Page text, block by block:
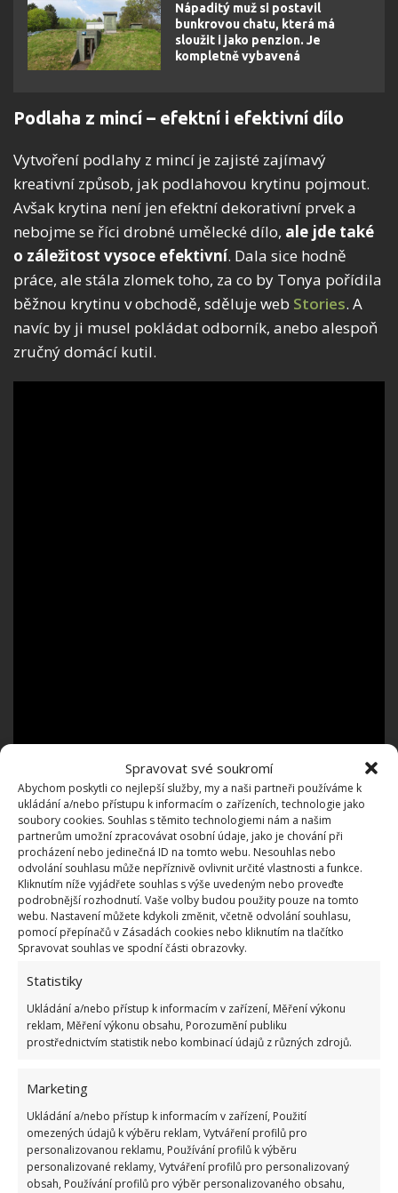
Spravovat své soukromí
Abychom poskytli co nejlepší služby, my a naši partneři používáme k
ukládání a/nebo přístupu k informacím o zařízeních, technologie jako
soubory cookies. Souhlas s těmito technologiemi nám a našim
partnerům umožní zpracovávat osobní údaje, jako je chování při
procházení nebo jedinečná ID na tomto webu. Nesouhlas nebo
odvolání souhlasu může nepříznivě ovlivnit určité vlastnosti a funkce.
Kliknutím níže vyjádřete souhlas s výše uvedeným nebo proveďte
podrobnější rozhodnutí. Vaše volby budou použity pouze na tomto
webu. Nastavení můžete kdykoli změnit, včetně odvolání souhlasu,
pomocí přepínačů v Zásadách cookies nebo kliknutím na tlačítko
Spravovat souhlas ve spodní části obrazovky.
Statistiky
Ukládání a/nebo přístup k informacím v zařízení, Měření výkonu
reklam, Měření výkonu obsahu, Porozumění publiku
prostřednictvím statistik nebo kombinací údajů z různých zdrojů.
Marketing
Ukládání a/nebo přístup k informacím v zařízení, Použití
omezených údajů k výběru reklam, Vytváření profilů pro
personalizovanou reklamu, Používání profilů k výběru
personalizované reklamy, Vytváření profilů pro personalizovaný
obsah, Používání profilů pro výběr personalizovaného obsahu,
Nápaditý muž si postavil
bunkrovou chatu, která má
sloužit i jako penzion. Je
kompletně vybavená
Podlaha z mincí – efektní i efektivní dílo
Vytvoření podlahy z mincí je zajisté zajímavý
kreativní způsob, jak podlahovou krytinu pojmout.
Avšak krytina není jen efektní dekorativní prvek a
nebojme se říci drobné umělecké dílo, ale jde také
o záležitost vysoce efektivní. Dala sice hodně
práce, ale stála zlomek toho, za co by Tonya pořídila
běžnou krytinu v obchodě, sděluje web Stories. A
navíc by ji musel pokládat odborník, anebo alespoň
zručný domácí kutil.
Možná vás napadne myšlenka, zda v tomto případě
nejde o znevažování peněz. Zřejmě nikoliv. Navíc tu z
minimální hodnoty vznikla hodnota maximální. Kam
až chceteve své tvořivosti zajít, to určuje vaše
ještě i v jiném duchu. O tom,
zlatých mincí, jsme pro vás na webu BydlímeÚtulně
napsali už v minulosti.